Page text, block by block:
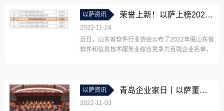
要素市场，进一步激发社会数据创新应用活力。...
以萨资讯 荣誉上新！以萨上榜2022年度山东省软件和信息技术服务业综合竞争力百强企业名单！
2022-11-24
近日，山东省软件行业协会公布了2022年度山东省
软件和信息技术服务业综合竞争力百强企业名单，
神，打造一批带动力和支撑力强的软件...
以萨资讯 青岛企业家日丨以萨董事长李凡平应邀出席全市民营经济高质量发展工作会议并作发言
2022-11-03